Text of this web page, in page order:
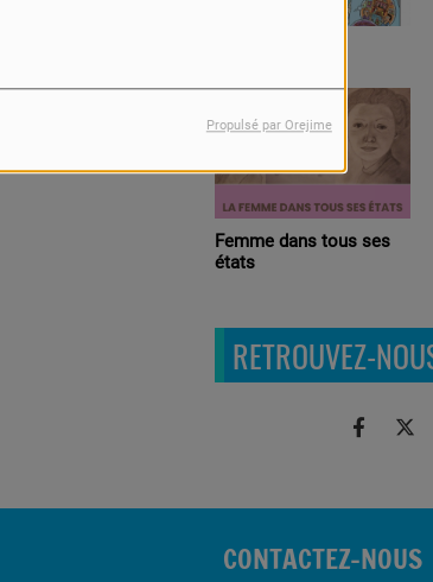
Propulsé par Orejime
Papyrock
RETROUVEZ-
CONTACTEZ-NOUS